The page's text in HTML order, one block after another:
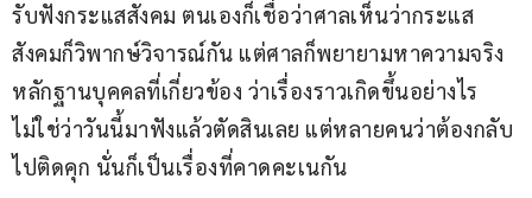
รับฟังกระแสสังคม ตนเองก็เชื่อว่าศาลเห็นว่ากระแส
สังคมก็วิพากษ์วิจารณ์กัน แต่ศาลก็พยายามหาความจริง
หลักฐานบุคคลที่เกี่ยวข้อง ว่าเรื่องราวเกิดขึ้นอย่างไร
ไม่ใช่ว่าวันนี้มาฟังแล้วตัดสินเลย แต่หลายคนว่าต้องกลับ
ไปติดคุก นั่นก็เป็นเรื่องที่คาดคะเนกัน